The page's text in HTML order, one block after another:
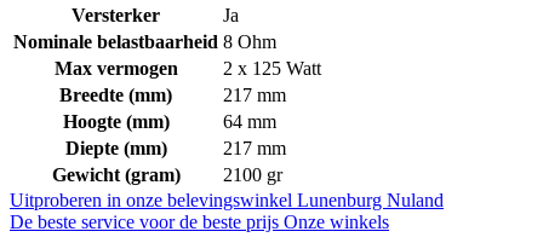
Versterker
Ja
Nominale belastbaarheid 8 Ohm
Max vermogen
2 x 125 Watt
Breedte (mm)
217 mm
Hoogte (mm)
64 mm
Diepte (mm)
217 mm
Gewicht (gram)
2100 gr
Uitproberen in onze belevingswinkel Lunenburg Nuland
De beste service voor de beste prijs Onze winkels